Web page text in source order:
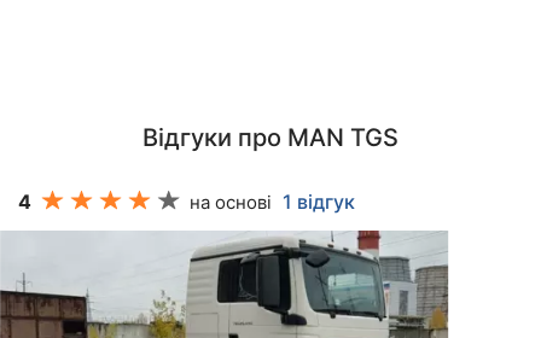
Відгуки про MAN TGS
4 на основі 1 відгук